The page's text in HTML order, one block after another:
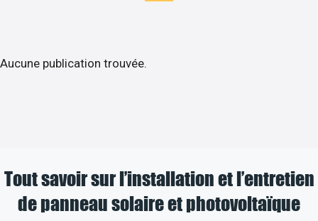
Aucune publication trouvée.
Tout savoir sur l’installation et l’entretien
de panneau solaire et photovoltaïque